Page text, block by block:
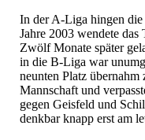
In der A-Liga hingen
Jahre 2003 wendete das
Zwölf Monate später
in die B-Liga war
neunten Platz
Mannschaft und
gegen Geisfeld und
denkbar knapp erst am